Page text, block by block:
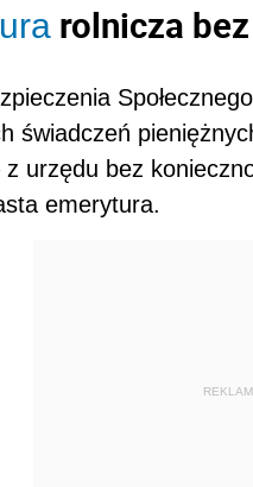
rolnicza
świadczeń
z urzędu bez
emerytura.